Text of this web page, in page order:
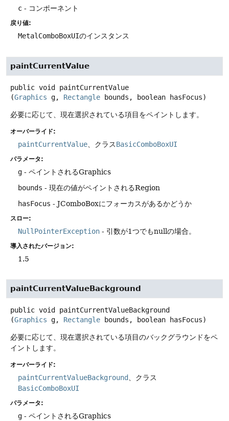
c - コンポーネント
戻り値:
MetalComboBoxUIのインスタンス
paintCurrentValue
public void paintCurrentValue
(Graphics g, Rectangle bounds, boolean hasFocus)
必要に応じて、現在選択されている項目をペイントします。
オーバーライド:
paintCurrentValue 、クラスBasicComboBoxUI
パラメータ:
g - ペイントされるGraphics
bounds - 現在の値がペイントされるRegion
hasFocus - JComboBoxにフォーカスがあるかどうか
スロー:
NullPointerException - 引数が1つでもnullの場合。
導入されたバージョン:
1.5
paintCurrentValueBackground
public void
paintCurrentValueBackground
(Graphics g, Rectangle bounds, boolean hasFocus)
必要に応じて、現在選択されている項目のバックグラウンドをペ
イントします。
オーバーライド:
paintCurrentValueBackground
、クラス
BasicComboBoxUI
パラメータ:
g - ペイントされるGraphics